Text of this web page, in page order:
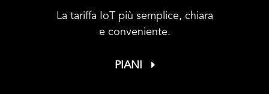
La tariffa IoT più semplice, chiara
e conveniente.
PIANI